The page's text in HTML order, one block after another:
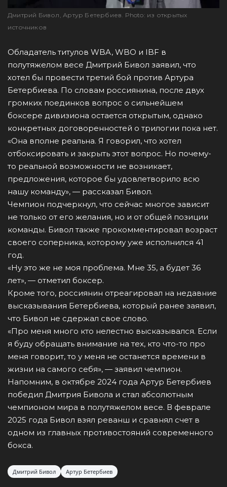
Дмитрий Бивол, Артур Бетербиев. Photo: из открытых
источников
Обладатель титулов WBA, WBO и IBF в
полутяжелом весе Дмитрий Бивол заявил, что
хотел бы провести третий бой против Артура
Бетербиева. По словам россиянина, после двух
громких поединков вопрос о сильнейшем
боксере дивизиона остается открытым, однако
конкретных договоренностей о трилогии пока нет.
«Она вполне реальна. Я говорил, что хотел
отбоксировать и закрыть этот вопрос. Но почему-
то реальной возможности не возникает,
предложения, которое бы удовлетворило всю
нашу команду», — рассказал Бивол.
Чемпион подчеркнул, что сейчас многое зависит
не только от его желания, но и от общей позиции
команды. Бивол также прокомментировал возраст
своего соперника, которому уже исполнился 41
год.
«Ну это же не моя проблема. Мне 35, а будет 36
лет», — отметил боксер.
Кроме того, россиянин отреагировал на недавние
высказывания Бетербиева, который ранее заявил,
что Бивол не сдержал свое слово.
«Про меня много кто нелестно высказывался. Если
я буду обращать внимание на тех, кто что-то про
меня говорит, то у меня не останется времени в
жизни на самого себя», — заявил чемпион.
Напомним, в октябре 2024 года Артур Бетербиев
победил Дмитрия Бивола и стал абсолютным
чемпионом мира в полутяжелом весе. В феврале
2025 года Бивол взял реванш и сравнял счет в
одном из главных противостояний современного
бокса.
Дмитрий Бивол Артур Бетербиев